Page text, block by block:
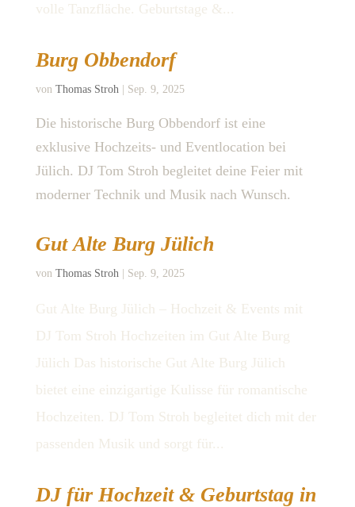
volle Tanzfläche. Geburtstage &...
Burg Obbendorf
von Thomas Stroh| Sep. 9, 2025
Die historische Burg Obbendorf ist eine
exklusive Hochzeits- und Eventlocation bei
Jülich. DJ Tom Stroh begleitet deine Feier mit
moderner Technik und Musik nach Wunsch.
Gut Alte Burg Jülich
von Thomas Stroh| Sep. 9, 2025
Gut Alte Burg Jülich – Hochzeit & Events mit
DJ Tom Stroh Hochzeiten im Gut Alte Burg
Jülich Das historische Gut Alte Burg Jülich
bietet eine einzigartige Kulisse für romantische
Hochzeiten. DJ Tom Stroh begleitet dich mit der
passenden Musik und sorgt für...
DJ für Hochzeit & Geburtstag in